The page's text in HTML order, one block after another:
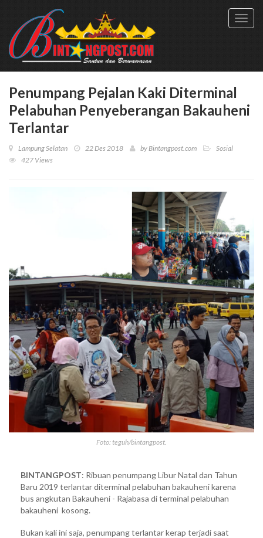
Penumpang Pejalan Kaki Diterminal
Pelabuhan Penyeberangan Bakauheni
Terlantar
Lampung Selatan 22 Des 2018 by Bintangpost.com
Sosial
427 Views
Foto: teguh/bintangpost.
BINTANGPOST: Ribuan penumpang Libur Natal dan Tahun
Baru 2019 terlantar diterminal pelabuhan bakauheni karena
bus angkutan Bakauheni - Rajabasa di terminal pelabuhan
bakauheni kosong.
Bukan kali ini saja, penumpang terlantar kerap terjadi saat